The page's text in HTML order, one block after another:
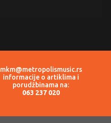
mkm@metropolismusic.rs
informacije o artiklima i
porudžbinama na:
063 237 020